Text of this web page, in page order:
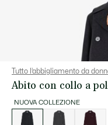
Tutto l’abbigliamento da
Abito con collo a
NUOVA COLLEZIONE
Elenco
delle
varianti